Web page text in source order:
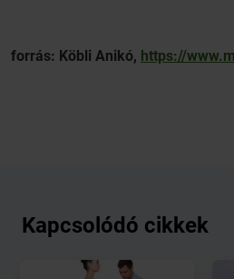
forrás: Köbli Anikó, https://
Kapcsolódó cikkek